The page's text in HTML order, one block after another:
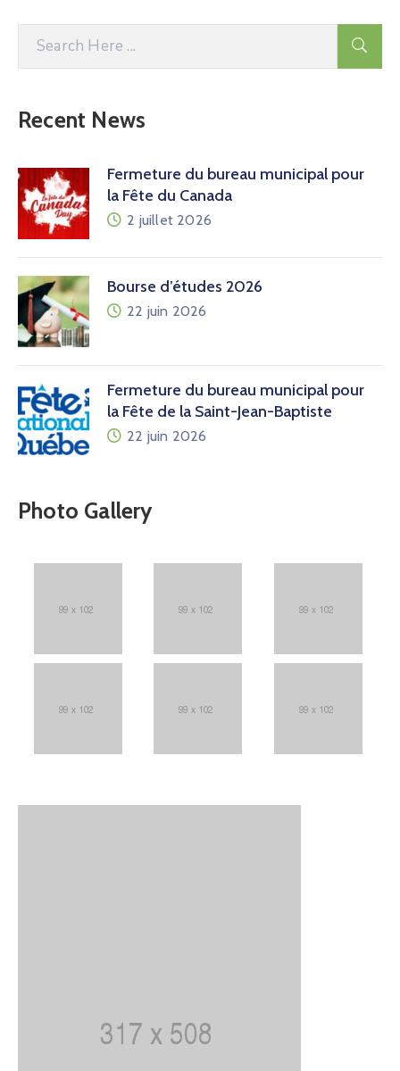
Recent News
Fermeture du bureau municipal pour
la Fête du Canada
2 juillet 2026
Bourse d’études 2026
22 juin 2026
Fermeture du bureau municipal pour
la Fête de la Saint-Jean-Baptiste
22 juin 2026
Photo Gallery